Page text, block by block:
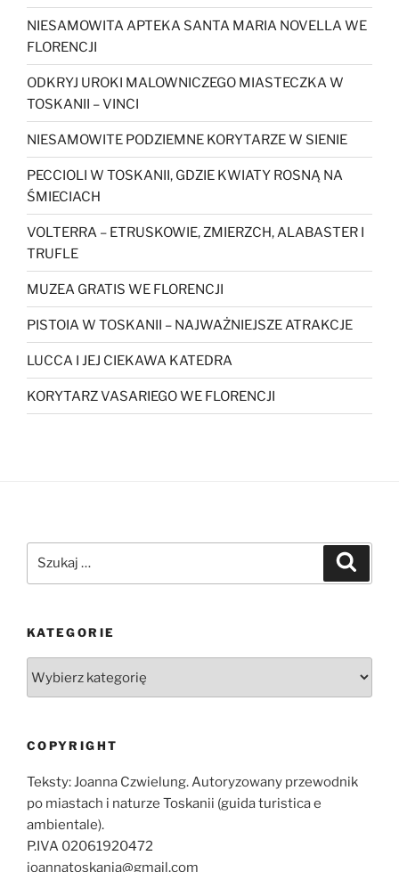
NIESAMOWITA APTEKA SANTA MARIA NOVELLA WE
FLORENCJI
ODKRYJ UROKI MALOWNICZEGO MIASTECZKA W
TOSKANII – VINCI
NIESAMOWITE PODZIEMNE KORYTARZE W SIENIE
PECCIOLI W TOSKANII, GDZIE KWIATY ROSNĄ NA
ŚMIECIACH
VOLTERRA – ETRUSKOWIE, ZMIERZCH, ALABASTER I
TRUFLE
MUZEA GRATIS WE FLORENCJI
PISTOIA W TOSKANII – NAJWAŻNIEJSZE ATRAKCJE
LUCCA I JEJ CIEKAWA KATEDRA
KORYTARZ VASARIEGO WE FLORENCJI
KATEGORIE
COPYRIGHT
Teksty: Joanna Czwielung. Autoryzowany przewodnik
po miastach i naturze Toskanii (guida turistica e
ambientale).
P.IVA 02061920472
joannatoskania@gmail.com